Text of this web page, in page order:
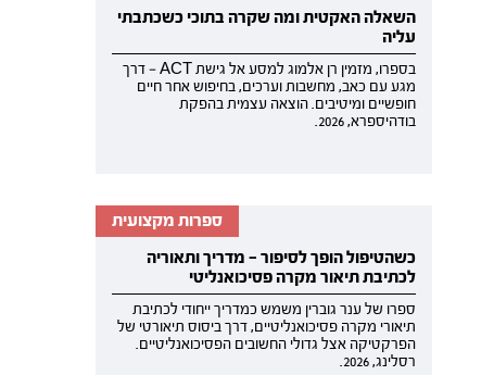
השאלה האקטית ומה שקרה בתוכי כשכתבתי
עליה
בספרו, מזמין רן אלמוג למסע אל גישת ACT — דרך
מגע עם כאב, מחשבות וערכים, בחיפוש אחר חיים
חופשיים ומיטיבים. הוצאה עצמית בהפקת
בודהיספרא, 2026.
ספרות מקצועית
כשהטיפול הופך לסיפור — מדריך ותאוריה
לכתיבת תיאור מקרה פסיכואנליטי
ספרו של ענר גוברין משמש כמדריך ייחודי לכתיבת
תיאורי מקרה פסיכואנליטיים, דרך ביסוס תיאורטי של
הפרקטיקה אצל גדולי החשובים הפסיכואנליטיים.
רסלינג, 2026.